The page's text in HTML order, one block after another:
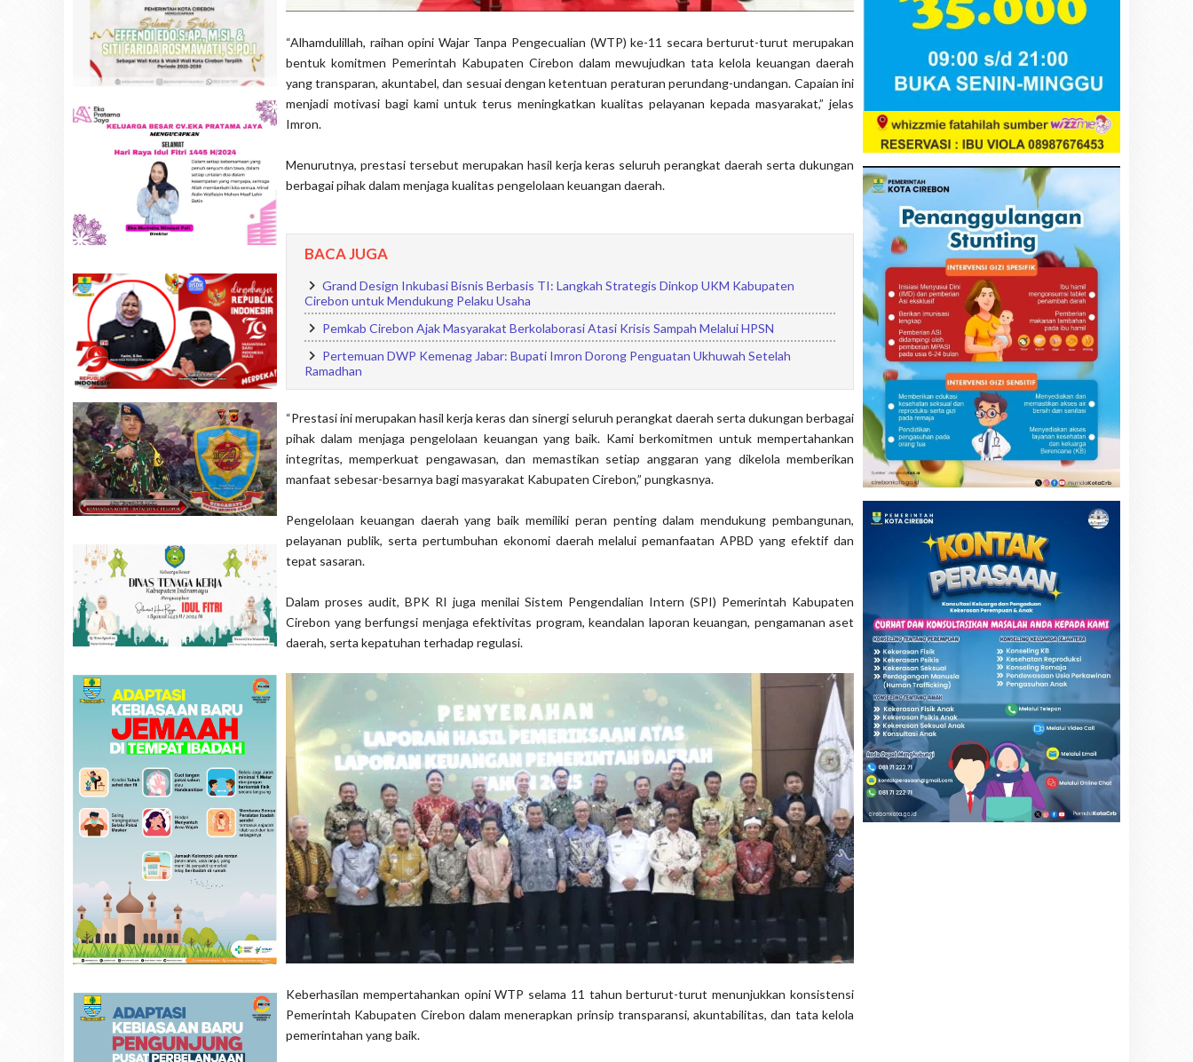
“Alhamdulillah, raihan opini Wajar Tanpa Pengecualian (WTP) ke-11 secara berturut-turut merupakan
bentuk komitmen Pemerintah Kabupaten Cirebon dalam mewujudkan tata kelola keuangan daerah
yang transparan, akuntabel, dan sesuai dengan ketentuan peraturan perundang-undangan. Capaian ini
menjadi motivasi bagi kami untuk terus meningkatkan kualitas pelayanan kepada masyarakat,” jelas
Imron.
Menurutnya, prestasi tersebut merupakan hasil kerja keras seluruh perangkat daerah serta dukungan
berbagai pihak dalam menjaga kualitas pengelolaan keuangan daerah.
BACA JUGA
Grand Design Inkubasi Bisnis Berbasis TI: Langkah Strategis Dinkop UKM Kabupaten
Cirebon untuk Mendukung Pelaku Usaha
Pemkab Cirebon Ajak Masyarakat Berkolaborasi Atasi Krisis Sampah Melalui HPSN
Pertemuan DWP Kemenag Jabar: Bupati Imron Dorong Penguatan Ukhuwah Setelah
Ramadhan
“Prestasi ini merupakan hasil kerja keras dan sinergi seluruh perangkat daerah serta dukungan berbagai
pihak dalam menjaga pengelolaan keuangan yang baik. Kami berkomitmen untuk mempertahankan
integritas, memperkuat pengawasan, dan memastikan setiap anggaran yang dikelola memberikan
manfaat sebesar-besarnya bagi masyarakat Kabupaten Cirebon,” pungkasnya.
Pengelolaan keuangan daerah yang baik memiliki peran penting dalam mendukung pembangunan,
pelayanan publik, serta pertumbuhan ekonomi daerah melalui pemanfaatan APBD yang efektif dan
tepat sasaran.
Dalam proses audit, BPK RI juga menilai Sistem Pengendalian Intern (SPI) Pemerintah Kabupaten
Cirebon yang berfungsi menjaga efektivitas program, keandalan laporan keuangan, pengamanan aset
daerah, serta kepatuhan terhadap regulasi.
Keberhasilan mempertahankan opini WTP selama 11 tahun berturut-turut menunjukkan konsistensi
Pemerintah Kabupaten Cirebon dalam menerapkan prinsip transparansi, akuntabilitas, dan tata kelola
pemerintahan yang baik.